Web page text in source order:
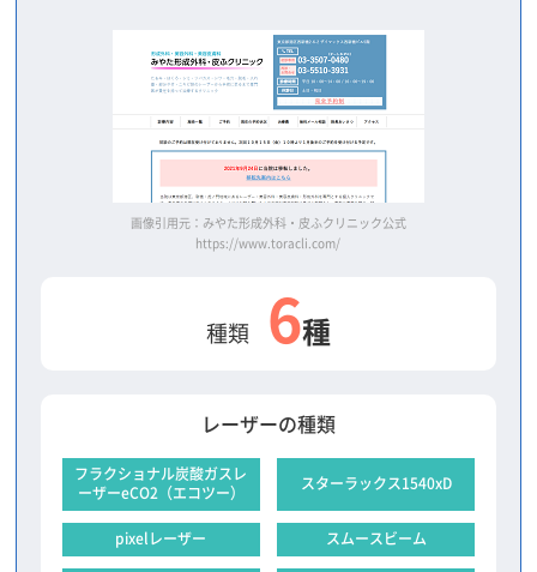
画像引用元：みやた形成外科・皮ふクリニック公式
https://www.toracli.com/
種類 6種
レーザーの種類
フラクショナル炭酸ガスレ
ーザーeCO2（エコツー）
スターラックス1540xD
pixelレーザー スムースビーム